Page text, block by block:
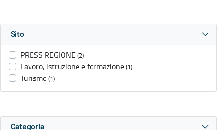
Sito
PRESS REGIONE (2)
Lavoro, istruzione e formazione (1)
Turismo (1)
Categoria